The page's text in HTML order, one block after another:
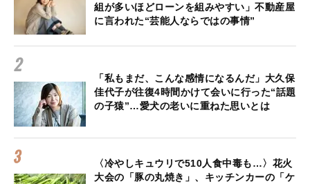
組が多いほどローンを組みやすい」不動産屋
に言われた“芸能人ならではの事情”
「私もまだ、こんな感情になるんだ」大久保
佳代子が往復4時間かけて会いに行った“話題
の子猿”…愛犬の老いに重ねた思いとは
〈冷やしキュウリで510人食中毒も…〉花火
大会の「豚の丸焼き」、キッチンカーの「ケ